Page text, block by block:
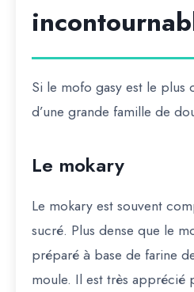
Si le mofo gasy est le plus
d’une grande famille de
Le mokary
Le mokary est souvent
sucré. Plus dense que le
préparé à base de farine
moule. Il est très apprécié